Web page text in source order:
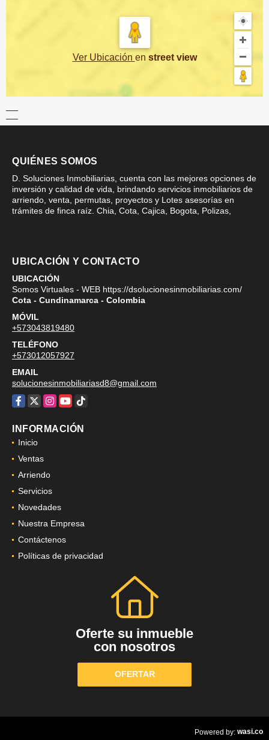
Ver Ubicación en street view
QUIÉNES SOMOS
D. Soluciones Inmobiliarias, cuenta con las mejores opciones de
inversión y calidad de vida, brindando servicios inmobiliarios de
arriendo, venta, permutas, proyectos y Lotes asesorías en
trámites de finca raíz. Chia, Cota, Cajica, Bogota, Polizas,
UBICACIÓN Y CONTACTO
UBICACIÓN
Somos Virtuales - WEB https://dsolucionesinmobiliarias.com/
Cota - Cundinamarca - Colombia
MÓVIL
+573043819480
TELÉFONO
+573012057927
EMAIL
solucionesinmobiliariasd8@gmail.com
Facebook
X Instagram
YouTube
TikTok
INFORMACIÓN
Inicio
Ventas
Arriendo
Servicios
Novedades
Nuestra Empresa
Contáctenos
Políticas de privacidad
Oferte su inmueble
con nosotros
OFERTAR
Powered by: wasi.co